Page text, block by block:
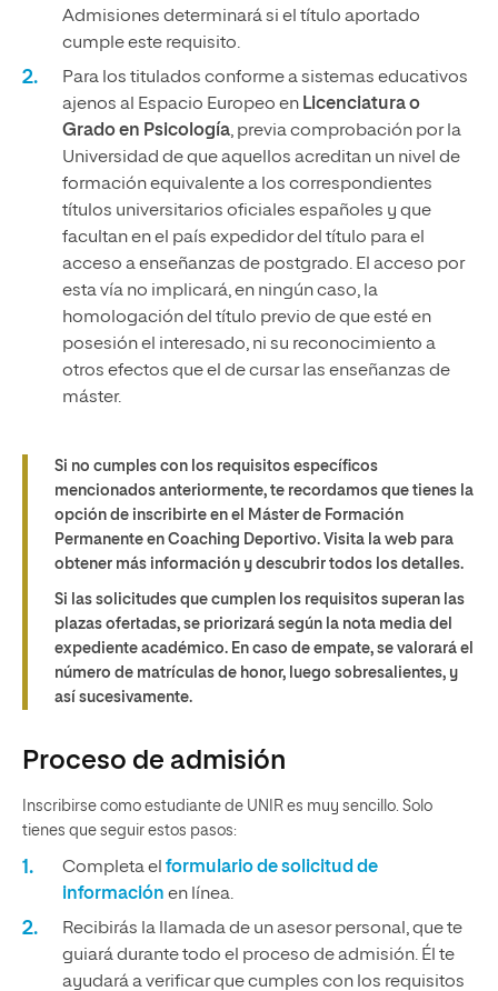
Admisiones determinará si el título aportado
cumple este requisito.
Para los titulados conforme a sistemas educativos
ajenos al Espacio Europeo en Licenciatura o
Grado en Psicología, previa comprobación por la
Universidad de que aquellos acreditan un nivel de
formación equivalente a los correspondientes
títulos universitarios oficiales españoles y que
facultan en el país expedidor del título para el
acceso a enseñanzas de postgrado. El acceso por
esta vía no implicará, en ningún caso, la
homologación del título previo de que esté en
posesión el interesado, ni su reconocimiento a
otros efectos que el de cursar las enseñanzas de
máster.
Si no cumples con los requisitos específicos
mencionados anteriormente, te recordamos que tienes la
opción de inscribirte en el Máster de Formación
Permanente en Coaching Deportivo. Visita la web para
obtener más información y descubrir todos los detalles.
Si las solicitudes que cumplen los requisitos superan las
plazas ofertadas, se priorizará según la nota media del
expediente académico. En caso de empate, se valorará el
número de matrículas de honor, luego sobresalientes, y
así sucesivamente.
Proceso de admisión
Inscribirse como estudiante de UNIR es muy sencillo. Solo
tienes que seguir estos pasos:
Completa el formulario de solicitud de
información en línea.
Recibirás la llamada de un asesor personal, que te
guiará durante todo el proceso de admisión. Él te
ayudará a verificar que cumples con los requisitos